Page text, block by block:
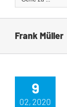
Frank Müller
9
02, 2020